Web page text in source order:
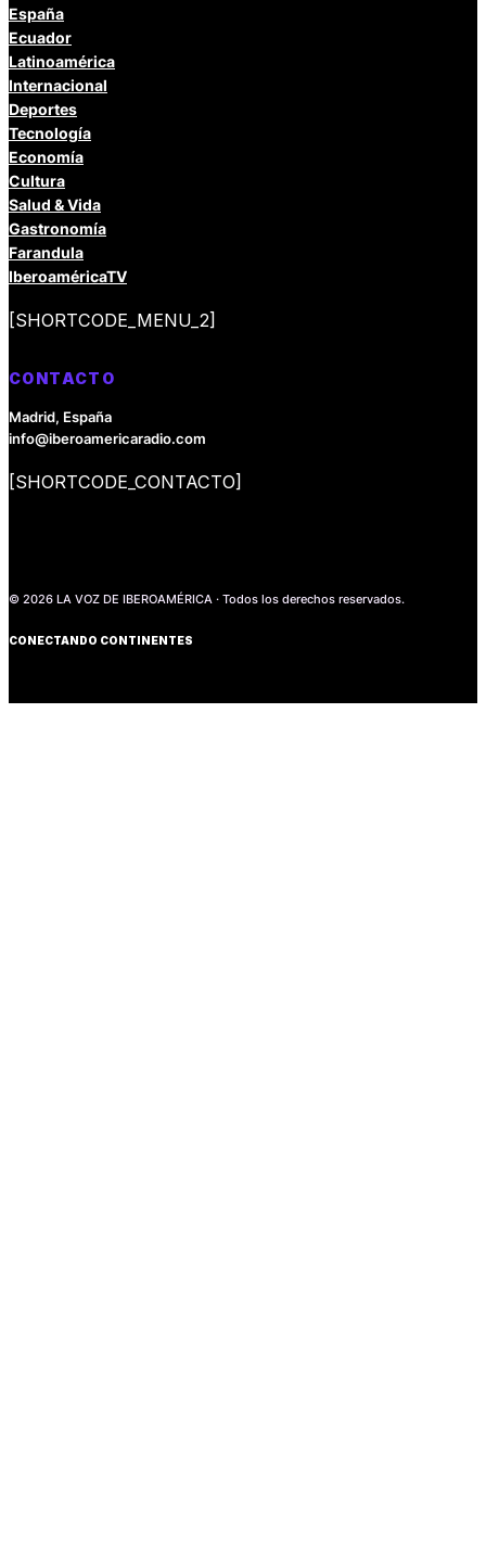
España
Ecuador
Latinoamérica
Internacional
Deportes
Tecnología
Economía
Cultura
Salud & Vida
Gastronomía
Farandula
IberoaméricaTV
[SHORTCODE_MENU_2]
CONTACTO
Madrid, España
info@iberoamericaradio.com
[SHORTCODE_CONTACTO]
© 2026 LA VOZ DE IBEROAMÉRICA · Todos los derechos reservados.
CONECTANDO CONTINENTES